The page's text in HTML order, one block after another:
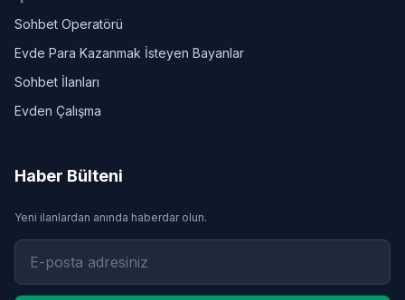
Sohbet Operatörü
Evde Para Kazanmak İsteyen Bayanlar
Sohbet İlanları
Evden Çalışma
Haber Bülteni
Yeni ilanlardan anında haberdar olun.